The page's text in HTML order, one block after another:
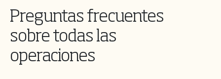
Preguntas frecuentes
sobre todas las
operaciones